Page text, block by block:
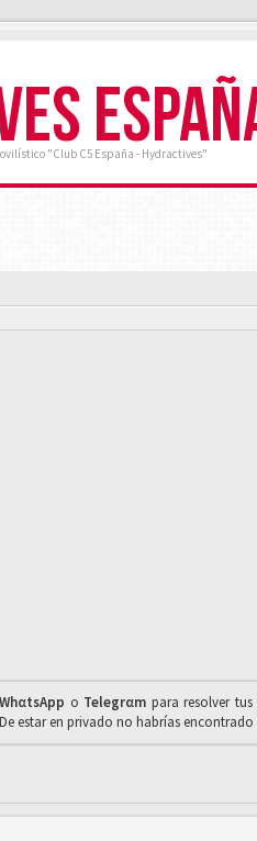
"Club C5 España - Hydractives"
WhαtsApp o Telegrαm para resolver
estar en privado no habrías encontrado